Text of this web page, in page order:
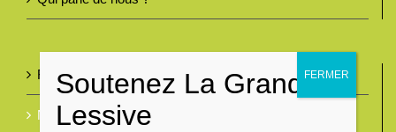
Foire aux questions
Nous contacter